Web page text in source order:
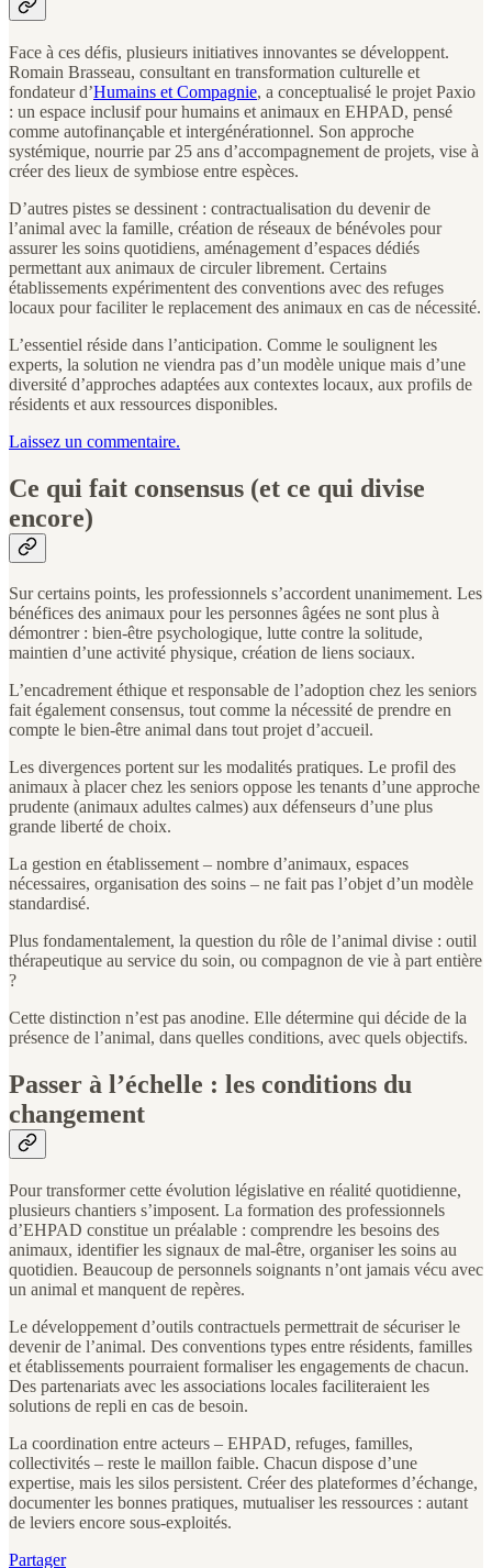
Face à ces défis, plusieurs initiatives innovantes se développent.
Romain Brasseau, consultant en transformation culturelle et
fondateur d’Humains et Compagnie, a conceptualisé le projet Paxio
: un espace inclusif pour humains et animaux en EHPAD, pensé
comme autofinançable et intergénérationnel. Son approche
systémique, nourrie par 25 ans d’accompagnement de projets, vise à
créer des lieux de symbiose entre espèces.
D’autres pistes se dessinent : contractualisation du devenir de
l’animal avec la famille, création de réseaux de bénévoles pour
assurer les soins quotidiens, aménagement d’espaces dédiés
permettant aux animaux de circuler librement. Certains
établissements expérimentent des conventions avec des refuges
locaux pour faciliter le replacement des animaux en cas de nécessité.
L’essentiel réside dans l’anticipation. Comme le soulignent les
experts, la solution ne viendra pas d’un modèle unique mais d’une
diversité d’approches adaptées aux contextes locaux, aux profils de
résidents et aux ressources disponibles.
Laissez un commentaire.
Ce qui fait consensus (et ce qui divise
encore)
Sur certains points, les professionnels s’accordent unanimement. Les
bénéfices des animaux pour les personnes âgées ne sont plus à
démontrer : bien-être psychologique, lutte contre la solitude,
maintien d’une activité physique, création de liens sociaux.
L’encadrement éthique et responsable de l’adoption chez les seniors
fait également consensus, tout comme la nécessité de prendre en
compte le bien-être animal dans tout projet d’accueil.
Les divergences portent sur les modalités pratiques. Le profil des
animaux à placer chez les seniors oppose les tenants d’une approche
prudente (animaux adultes calmes) aux défenseurs d’une plus
grande liberté de choix.
La gestion en établissement – nombre d’animaux, espaces
nécessaires, organisation des soins – ne fait pas l’objet d’un modèle
standardisé.
Plus fondamentalement, la question du rôle de l’animal divise : outil
thérapeutique au service du soin, ou compagnon de vie à part entière
?
Cette distinction n’est pas anodine. Elle détermine qui décide de la
présence de l’animal, dans quelles conditions, avec quels objectifs.
Passer à l’échelle : les conditions du
changement
Pour transformer cette évolution législative en réalité quotidienne,
plusieurs chantiers s’imposent. La formation des professionnels
d’EHPAD constitue un préalable : comprendre les besoins des
animaux, identifier les signaux de mal-être, organiser les soins au
quotidien. Beaucoup de personnels soignants n’ont jamais vécu avec
un animal et manquent de repères.
Le développement d’outils contractuels permettrait de sécuriser le
devenir de l’animal. Des conventions types entre résidents, familles
et établissements pourraient formaliser les engagements de chacun.
Des partenariats avec les associations locales faciliteraient les
solutions de repli en cas de besoin.
La coordination entre acteurs – EHPAD, refuges, familles,
collectivités – reste le maillon faible. Chacun dispose d’une
expertise, mais les silos persistent. Créer des plateformes d’échange,
documenter les bonnes pratiques, mutualiser les ressources : autant
de leviers encore sous-exploités.
Partager